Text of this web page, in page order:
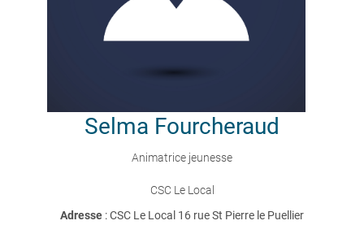
Selma Fourcheraud
Animatrice jeunesse
CSC Le Local
Adresse : CSC Le Local 16 rue St Pierre le Puellier